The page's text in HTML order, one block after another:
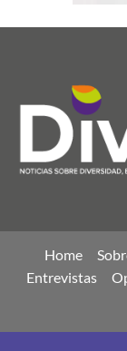
Home
Entrevistas